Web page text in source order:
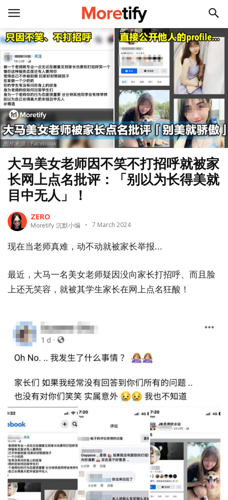
图片来源：Facebook
大马美女老师因不笑不打招呼就被家
长网上点名批评：「别以为长得美就
目中无人」！
ZERO
Moretify 沉默小编 7 March 2024
现在当老师真难，动不动就被家长举报...
最近，大马一名美女老师疑因没向家长打招呼、而且脸
上还无笑容，就被其学生家长在网上点名狂酸！